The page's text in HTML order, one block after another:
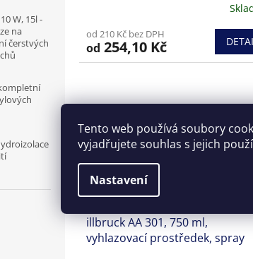
Tento web používá soubory
vyjadřujete souhlas s jejich
Nastavení
W, 15l -
na
čerstvých
od 210 Kč bez DPH
od 254,10 Kč
illbruck AA 301, 750 ml,
vyhlazovací prostředek, spray